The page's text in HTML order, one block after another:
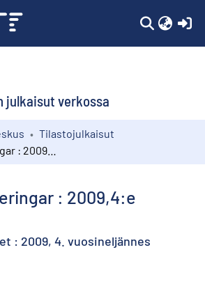
julkaisut verkossa
Tilastojulkaisut
: 2009,4:e
: 2009, 4. vuosineljännes